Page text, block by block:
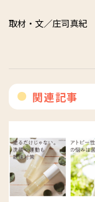
取材・文／庄司真紀
関連記事